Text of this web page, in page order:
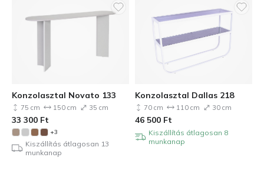
Konzolasztal Novato 133
75 cm 150 cm 35 cm
33 300 Ft
+3
Kiszállítás átlagosan 13
munkanap
Konzolasztal Dallas 218
70 cm 110 cm 30 cm
46 500 Ft
Kiszállítás átlagosan 8
munkanap